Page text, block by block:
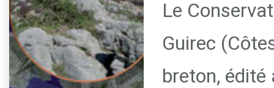
Le
Guirec
breton, édité